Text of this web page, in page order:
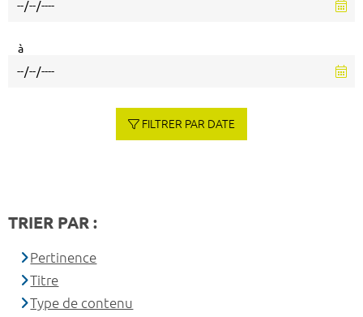
à
FILTRER PAR DATE
TRIER PAR :
Pertinence
Titre
Type de contenu